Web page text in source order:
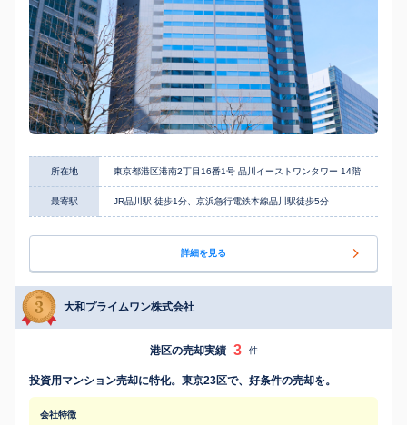
所在地 東京都港区港南2丁目16番1号 品川イーストワンタワー 14階
最寄駅 JR品川駅 徒歩1分、京浜急行電鉄本線品川駅徒歩5分
詳細を見る
大和プライムワン株式会社
港区の売却実績 3 件
投資用マンション売却に特化。東京23区で、好条件の売却を。
会社特徴